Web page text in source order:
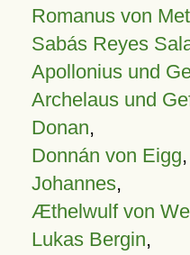
Romanus von
Sabás Reyes
Apollonius und
Archelaus und
Donan,
Donnán von Eigg,
Johannes,
Æthelwulf von
Lukas Bergin,